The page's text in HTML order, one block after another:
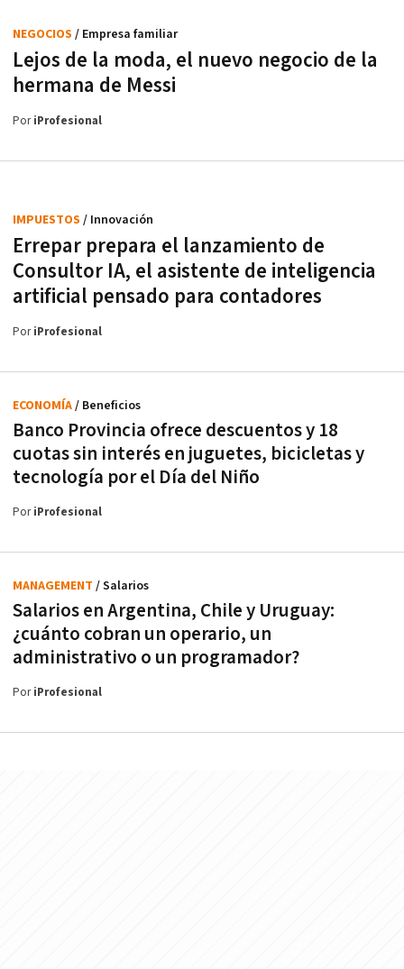
Lejos de la moda, el nuevo negocio de la
hermana de Messi
NEGOCIOS / Empresa familiar
PoriProfesional
Errepar prepara el lanzamiento de
Consultor IA, el asistente de inteligencia
artificial pensado para contadores
IMPUESTOS / Innovación
PoriProfesional
Banco Provincia ofrece descuentos y 18
cuotas sin interés en juguetes, bicicletas y
tecnología por el Día del Niño
ECONOMÍA/ Beneficios
PoriProfesional
Salarios en Argentina, Chile y Uruguay:
¿cuánto cobran un operario, un
administrativo o un programador?
MANAGEMENT / Salarios
PoriProfesional